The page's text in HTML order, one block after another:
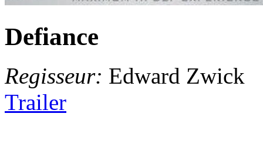
Defiance
Regisseur: Edward Zwick
Trailer